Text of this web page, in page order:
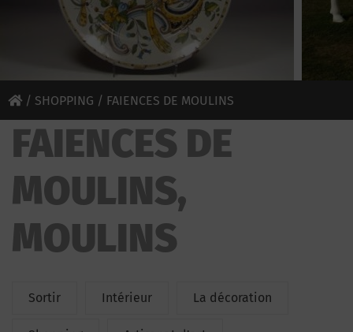
/ SHOPPING / FAIENCES DE MOULINS
FAIENCES DE
MOULINS,
MOULINS
Sortir Intérieur La décoration